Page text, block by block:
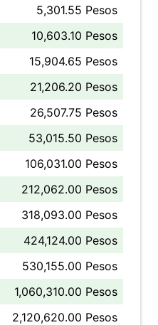
5,301.55 Pesos
10,603.10 Pesos
15,904.65 Pesos
21,206.20 Pesos
26,507.75 Pesos
53,015.50 Pesos
106,031.00 Pesos
212,062.00 Pesos
318,093.00 Pesos
424,124.00 Pesos
530,155.00 Pesos
1,060,310.00 Pesos
2,120,620.00 Pesos